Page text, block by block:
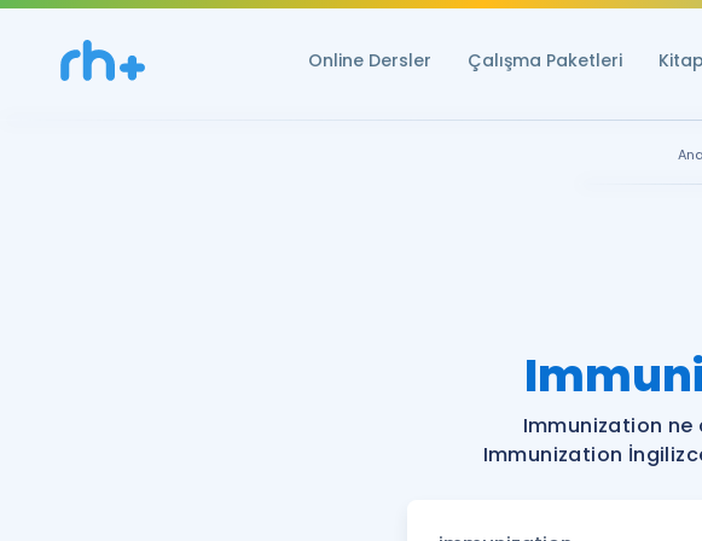
Online Dersler Çalışma Paketleri
Immunization ne
Immunization